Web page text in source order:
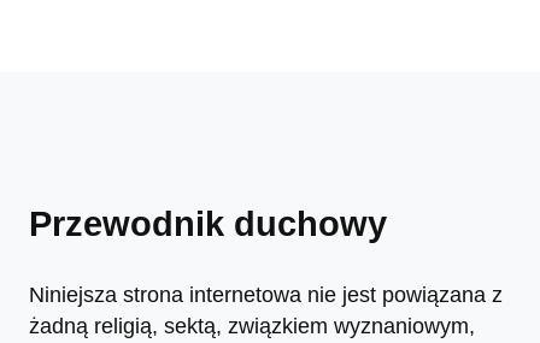
Przewodnik duchowy
Niniejsza strona internetowa nie jest powiązana z
żadną religią, sektą, związkiem wyznaniowym,